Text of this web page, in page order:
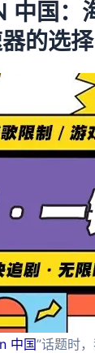
中国：
的选择
中国”话题时